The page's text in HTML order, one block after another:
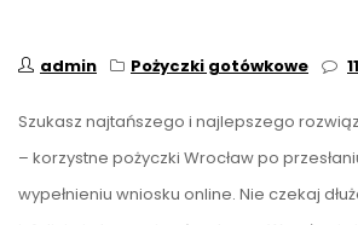
admin Pożyczki gotówkowe
Szukasz najtańszego i najlepszego
– korzystne pożyczki Wrocław po
wypełnieniu wniosku online. Nie czekaj